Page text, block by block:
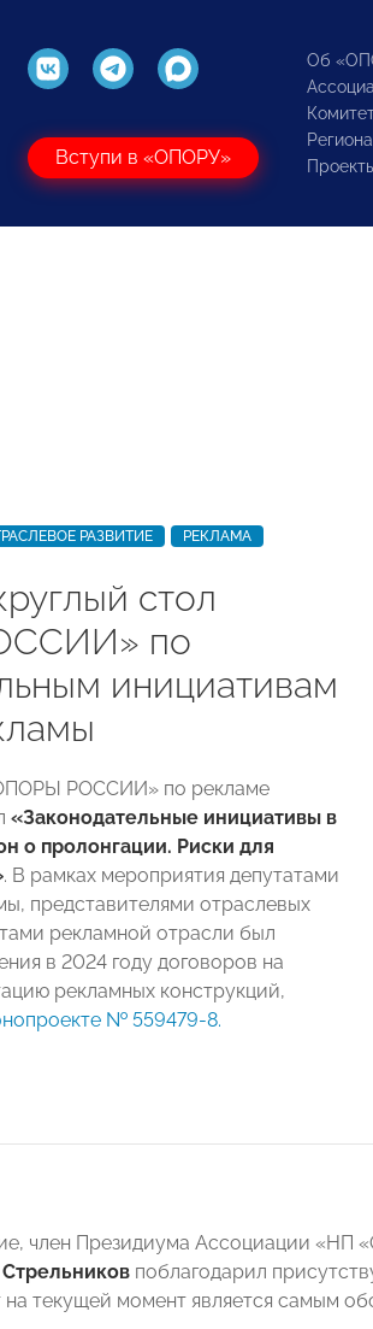
Вступи в «ОПОРУ»
Об
РАЗВИТИЕ РЕКЛАМА
стол
по
инициативам
РОССИИ» по рекламе
«Законодательные инициативы в
о пролонгации. Риски для
. В рамках мероприятия депутатами
представителями отраслевых
рекламной отрасли был
в 2024 году договоров на
рекламных конструкций,
№ 559479-8.
член Президиума Ассоциации
поблагодарил
на текущей момент является самым